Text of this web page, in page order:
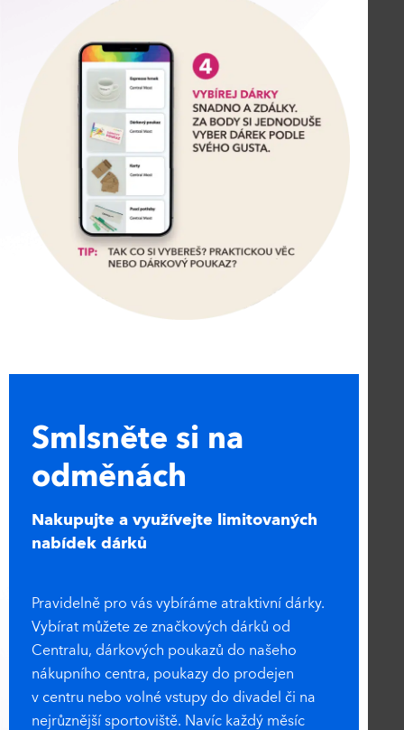
Smlsněte si na
odměnách
Nakupujte a využívejte limitovaných
nabídek dárků
Pravidelně pro vás vybíráme atraktivní dárky.
Vybírat můžete ze značkových dárků od
Centralu, dárkových poukazů do našeho
nákupního centra, poukazy do prodejen
v centru nebo volné vstupy do divadel či na
nejrůznější sportoviště. Navíc každý měsíc